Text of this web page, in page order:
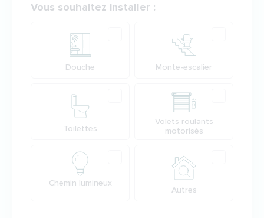
Votre demande
Vous souhaitez installer :
Douche
Toilettes
Chemin lumineux
Monte-escalier
Volets roulants
motorisés
Autres